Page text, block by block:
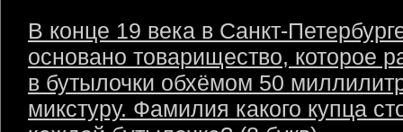
В конце 19 века в Санкт-
основано товарищество, которое
в бутылочки обхёмом 50
микстуру. Фамилия какого купца